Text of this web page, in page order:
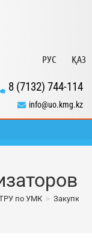
РУС ҚАЗ
8 (7132) 744-114
info@uo.kmg.kz
по УМК > Закупка